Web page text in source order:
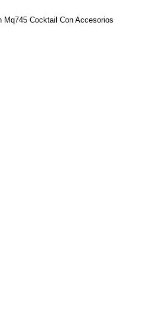
Mq745 Cocktail Con Accesorios